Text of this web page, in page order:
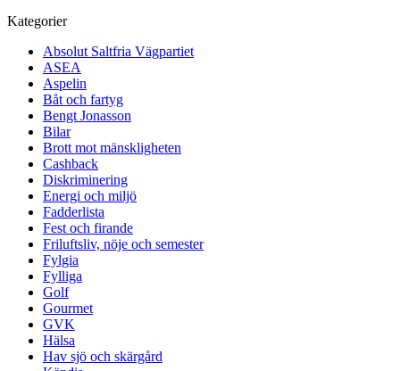
Kategorier
Absolut Saltfria Vägpartiet
ASEA
Aspelin
Båt och fartyg
Bengt Jonasson
Bilar
Brott mot mänskligheten
Cashback
Diskriminering
Energi och miljö
Fadderlista
Fest och firande
Friluftsliv, nöje och semester
Fylgia
Fylliga
Golf
Gourmet
GVK
Hälsa
Hav sjö och skärgård